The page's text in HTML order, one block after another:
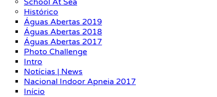
School At Sea
Histórico
Águas Abertas 2019
Águas Abertas 2018
Águas Abertas 2017
Photo Challenge
Intro
Notícias | News
Nacional Indoor Apneia 2017
Início